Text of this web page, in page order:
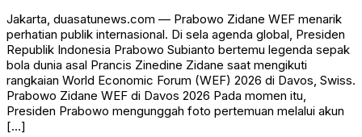
Jakarta, duasatunews.com — Prabowo Zidane WEF menarik
perhatian publik internasional. Di sela agenda global, Presiden
Republik Indonesia Prabowo Subianto bertemu legenda sepak
bola dunia asal Prancis Zinedine Zidane saat mengikuti
rangkaian World Economic Forum (WEF) 2026 di Davos, Swiss.
Prabowo Zidane WEF di Davos 2026 Pada momen itu,
Presiden Prabowo mengunggah foto pertemuan melalui akun
[…]